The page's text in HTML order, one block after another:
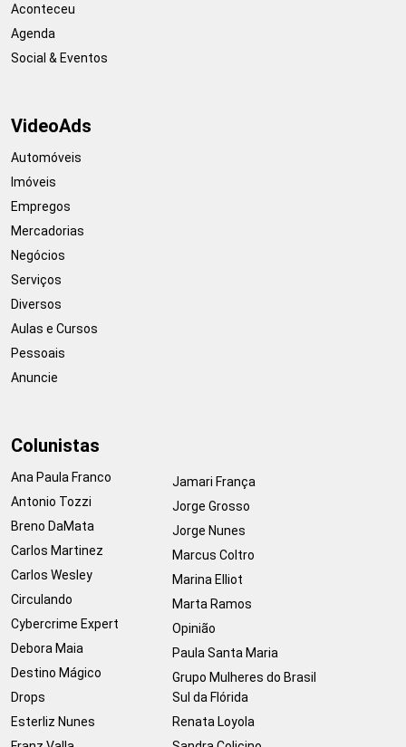
Aconteceu
Agenda
Social & Eventos
VideoAds
Automóveis
Imóveis
Empregos
Mercadorias
Negócios
Serviços
Diversos
Aulas e Cursos
Pessoais
Anuncie
Colunistas
Ana Paula Franco
Antonio Tozzi
Breno DaMata
Carlos Martinez
Carlos Wesley
Circulando
Cybercrime Expert
Debora Maia
Destino Mágico
Drops
Esterliz Nunes
Jamari França
Jorge Grosso
Jorge Nunes
Marcus Coltro
Marina Elliot
Marta Ramos
Opinião
Paula Santa Maria
Grupo Mulheres do Brasil
Sul da Flórida
Renata Loyola